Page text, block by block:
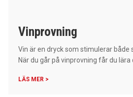
Vinprovning
Vin är en dryck som stimulerar både
När du går på vinprovning får du lära
LÄS MER >